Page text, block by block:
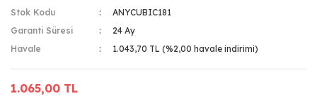
Stok Kodu
ANYCUBIC181
Garanti Süresi
24 Ay
Havale
1.043,70 TL (%2,00 havale indirimi)
1.065,00 TL